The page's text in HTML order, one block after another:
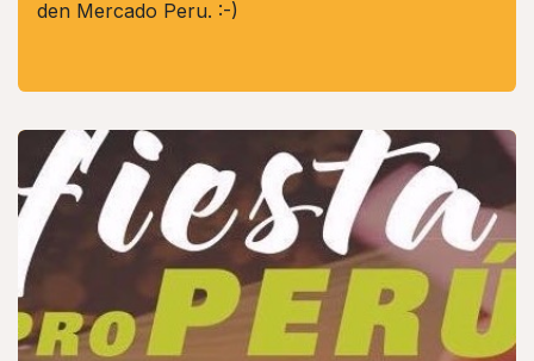
den Mercado Peru. :-)